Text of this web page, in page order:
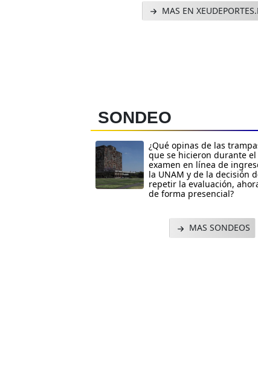
MAS EN
SONDEO
¿Qué opinas de las
que se hicieron durante el
examen en línea de
la UNAM y de la decisión
repetir la evaluación,
de forma presencial?
MAS SONDEOS